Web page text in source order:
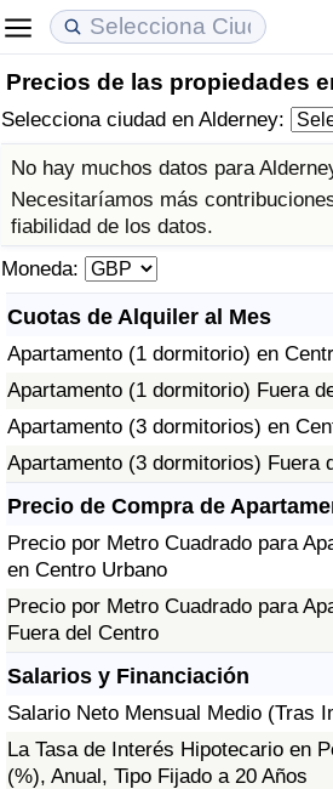
Precios de las propiedades
Selecciona ciudad en Alderney:
No hay muchos datos para
Necesitaríamos más
fiabilidad de los datos.
Moneda:
Cuotas de Alquiler al Mes
Apartamento (1 dormitorio) en
Apartamento (1 dormitorio) Fuera
Apartamento (3 dormitorios) en
Apartamento (3 dormitorios) Fuera
Precio de Compra de
Precio por Metro Cuadrado para
en Centro Urbano
Precio por Metro Cuadrado para
Fuera del Centro
Salarios y Financiación
Salario Neto Mensual Medio (Tras
La Tasa de Interés Hipotecario en
(%), Anual, Tipo Fijado a 20 Años
Coste de vida
Índice de Costo de Vida
Índice de costo de vida por país
Precios de las propiedades
Índice de Precios de Inmuebles
Índice de Precios de Inmuebles
Calidad de Vida
Índice de Calidad de Vida (Actual)
Índice de calidad de vida por país
Calificación del Índice de
(Actual)
Índice de Criminalidad
Índice de criminalidad por país
Sanidad
Índice de Sanidad (Actual)
Índice de Sanidad